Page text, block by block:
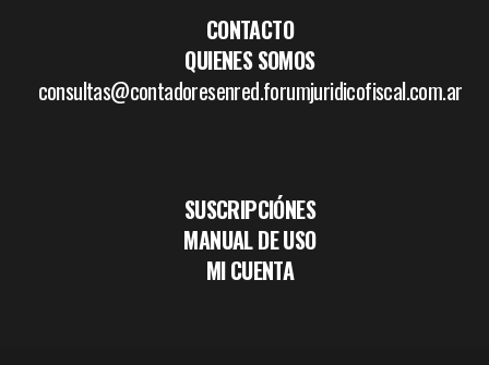
CONTACTO
QUIENES SOMOS
consultas@contadoresenred.forumjuridicofiscal.com.ar
SUSCRIPCIÓNES
MANUAL DE USO
MI CUENTA